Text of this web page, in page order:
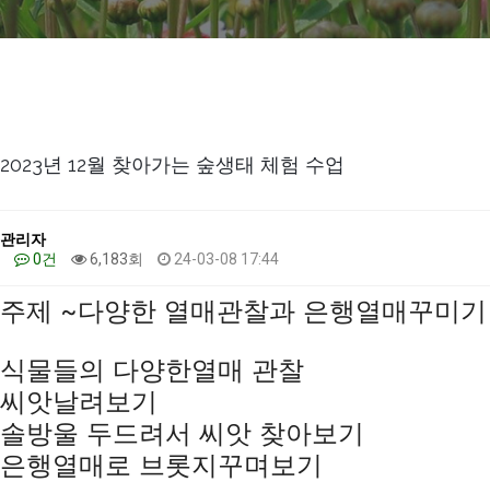
2023년 12월 찾아가는 숲생태 체험 수업
관리자
0건
6,183회 24-03-08 17:44
주제 ~다양한 열매관찰과 은행열매꾸미기
식물들의 다양한열매 관찰
씨앗날려보기
솔방울 두드려서 씨앗 찾아보기
은행열매로 브롯지꾸며보기